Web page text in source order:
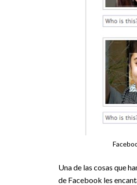
Una de las cosas que
de Facebook les